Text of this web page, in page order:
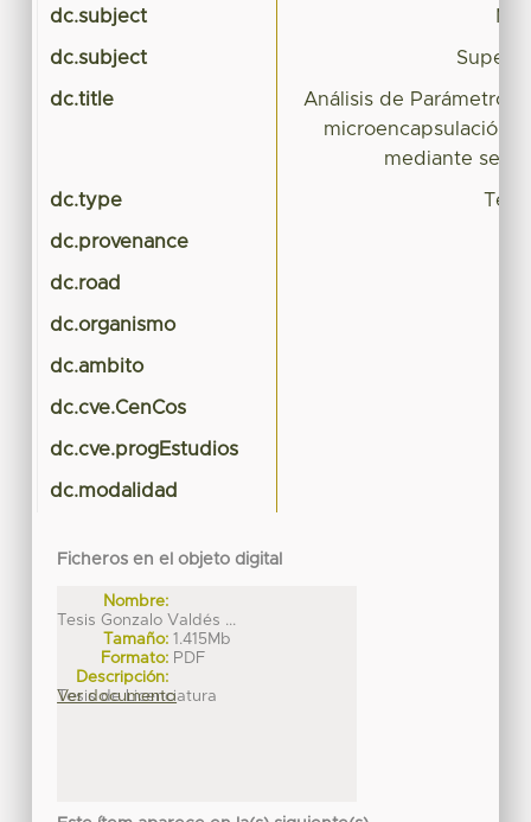
dc.subject
dc.subject
dc.title
Análisis de Parámetros
microencapsulación
mediante
dc.type
dc.provenance
dc.road
dc.organismo
dc.ambito
dc.cve.CenCos
dc.cve.progEstudios
dc.modalidad
Ficheros en el objeto digital
Nombre:
Tesis Gonzalo Valdés ...
Tamaño: 1.415Mb
Formato: PDF
Descripción:
Tesis de Licenciatura
Ver documento